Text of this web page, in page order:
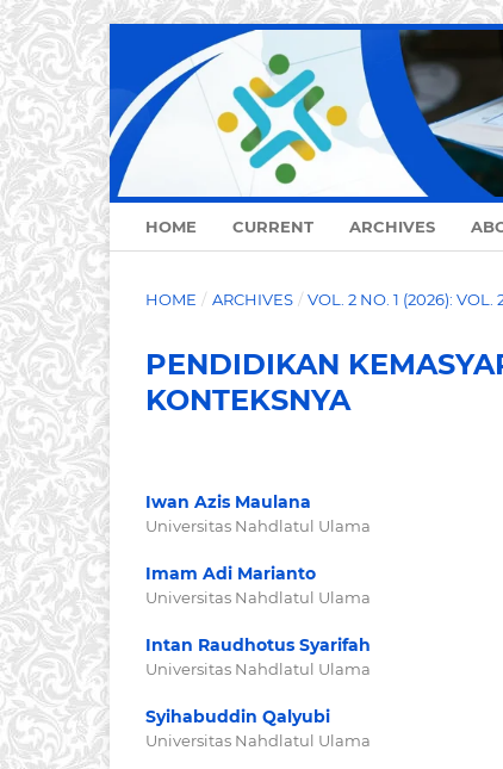
HOME CURRENT ARCHIVES
HOME / ARCHIVES / VOL. 2 NO. 1 (2026): VOL.
PENDIDIKAN
KONTEKSNYA
Iwan Azis Maulana
Universitas Nahdlatul Ulama
Imam Adi Marianto
Universitas Nahdlatul Ulama
Intan Raudhotus Syarifah
Universitas Nahdlatul Ulama
Syihabuddin Qalyubi
Universitas Nahdlatul Ulama